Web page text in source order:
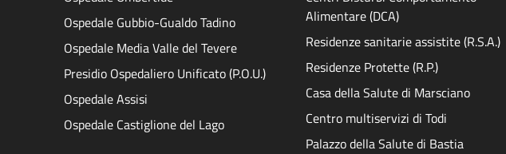
Ospedale Gubbio-Gualdo Tadino
Ospedale Media Valle del Tevere
Presidio Ospedaliero Unificato (P.O.U.)
Ospedale Assisi
Ospedale Castiglione del Lago
Alimentare (DCA)
Residenze sanitarie assistite (R.S.A.)
Residenze Protette (R.P.)
Casa della Salute di Marsciano
Centro multiservizi di Todi
Palazzo della Salute di Bastia